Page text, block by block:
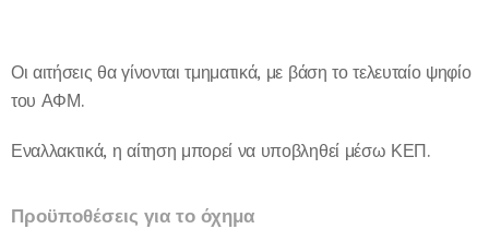
Οι αιτήσεις θα γίνονται τμηματικά, με βάση το τελευταίο ψηφίο
του ΑΦΜ.
Εναλλακτικά, η αίτηση μπορεί να υποβληθεί μέσω ΚΕΠ.
Προϋποθέσεις για το όχημα